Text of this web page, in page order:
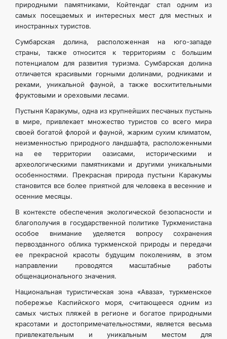
природными памятниками, Койтендаг стал одним из
самых посещаемых и интересных мест для местных и
иностранных туристов.
Сумбарская долина, расположенная на юго-западе
страны, также относится к территориям с большим
потенциалом для развития туризма. Сумбарская долина
отличается красивыми горными долинами, родниками и
реками, уникальной фауной, а также восхитительными
фруктовыми и ореховыми лесами.
Пустыня Каракумы, одна из крупнейших песчаных пустынь
в мире, привлекает множество туристов со всего мира
своей богатой флорой и фауной, жарким сухим климатом,
неизменностью природного ландшафта, расположенными
на ее территории оазисами, историческими и
археологическими памятниками и другими уникальными
особенностями. Прекрасная природа пустыни Каракумы
становится все более приятной для человека в весенние и
осенние месяцы.
В контексте обеспечения экологической безопасности и
благополучия в государственной политике Туркменистана
особое внимание уделяется вопросу сохранения
первозданного облика туркменской природы и передачи
ее прекрасной красоты будущим поколениям, в этом
направлении проводятся масштабные работы
общенационального значения.
Национальная туристическая зона «Аваза», туркменское
побережье Каспийского моря, считающееся одним из
самых чистых пляжей в регионе и богатое природными
красотами и достопримечательностями, является весьма
привлекательным и уникальным местом для